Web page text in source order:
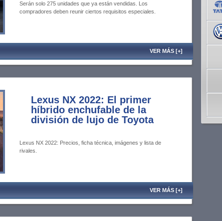
Serán solo 275 unidades que ya están vendidas. Los
compradores deben reunir ciertos requisitos especiales.
VER MÁS [+]
Lexus NX 2022: El primer
híbrido enchufable de la
división de lujo de Toyota
Lexus NX 2022: Precios, ficha técnica, imágenes y lista de
rivales.
VER MÁS [+]